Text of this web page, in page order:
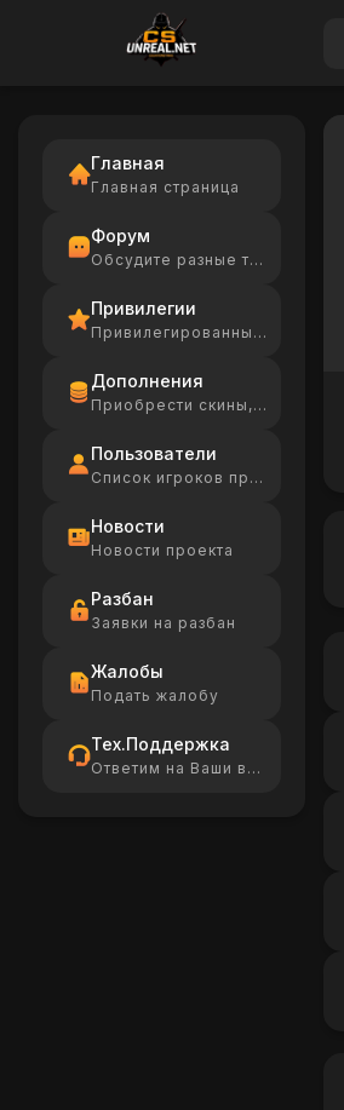
Главная
Главная страница
Форум
Обсудите разные темы
Привилегии
Привилегированные игроки
Дополнения
Приобрести скины, Ammo
Пользователи
Список игроков проекта
Новости
Новости проекта
Разбан
Заявки на разбан
Жалобы
Подать жалобу
Тех.Поддержка
Ответим на Ваши вопросы